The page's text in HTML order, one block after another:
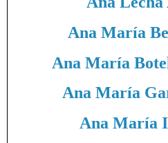
Ana María
Ana María
Ana María
Ana María